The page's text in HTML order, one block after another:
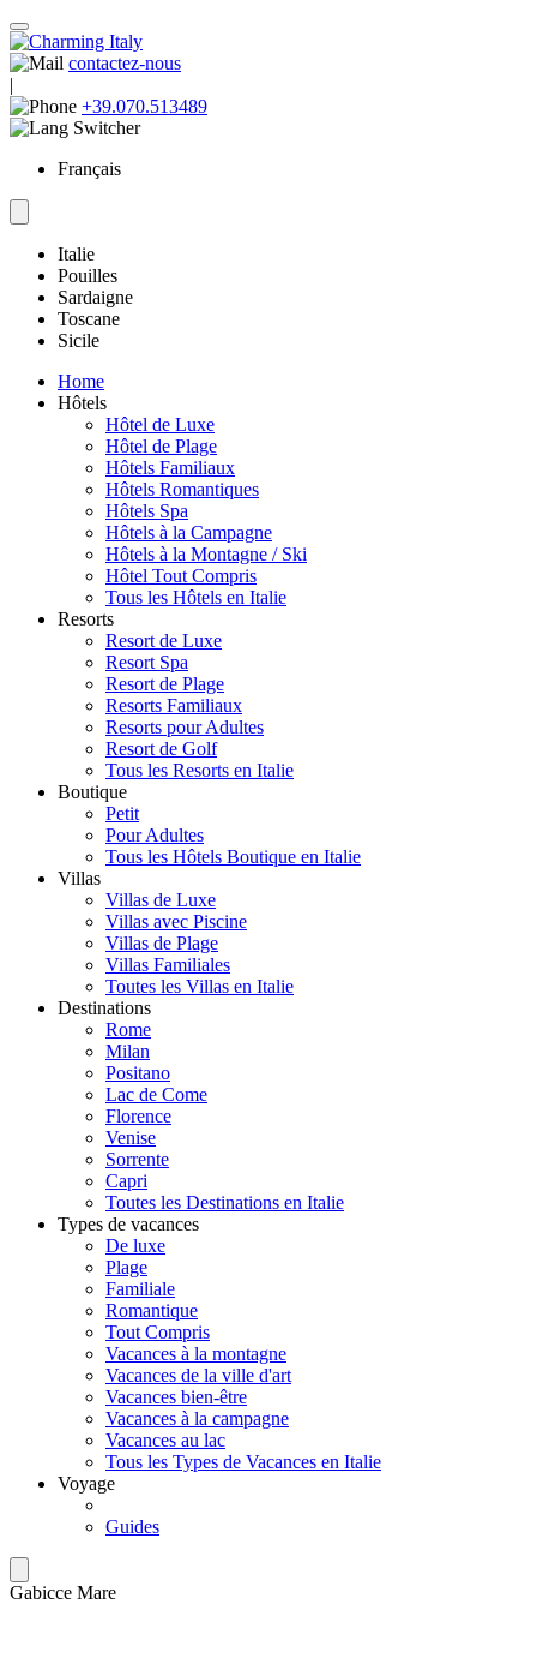
contactez-nous
|
+39.070.513489
Français
Italie
Pouilles
Sardaigne
Toscane
Sicile
Home
Hôtels
Hôtel de Luxe
Hôtel de Plage
Hôtels Familiaux
Hôtels Romantiques
Hôtels Spa
Hôtels à la Campagne
Hôtels à la Montagne / Ski
Hôtel Tout Compris
Tous les Hôtels en Italie
Resorts
Resort de Luxe
Resort Spa
Resort de Plage
Resorts Familiaux
Resorts pour Adultes
Resort de Golf
Tous les Resorts en Italie
Boutique
Petit
Pour Adultes
Tous les Hôtels Boutique en Italie
Villas
Villas de Luxe
Villas avec Piscine
Villas de Plage
Villas Familiales
Toutes les Villas en Italie
Destinations
Rome
Milan
Positano
Lac de Come
Florence
Venise
Sorrente
Capri
Toutes les Destinations en Italie
Types de vacances
De luxe
Plage
Familiale
Romantique
Tout Compris
Vacances à la montagne
Vacances de la ville d'art
Vacances bien-être
Vacances à la campagne
Vacances au lac
Tous les Types de Vacances en Italie
Voyage
Guides
Gabicce Mare